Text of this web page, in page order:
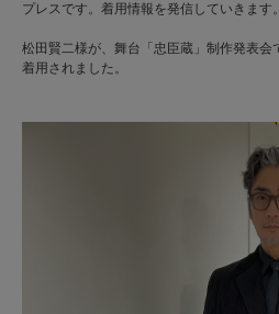
プレスです。着用情報を発信していきます。
松田賢二様が、舞台「忠臣蔵」制作発表会
着用されました。